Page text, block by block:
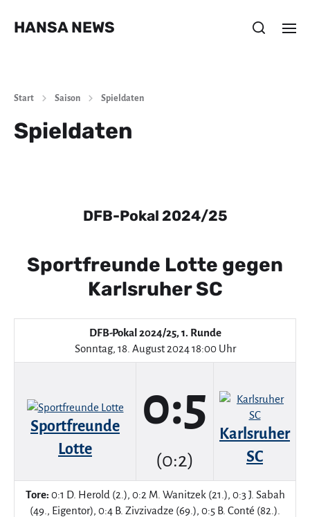
HANSA NEWS
Start Saison Spieldaten
Spieldaten
DFB-Pokal 2024/25
Sportfreunde Lotte gegen
Karlsruher SC
DFB-Pokal 2024/25, 1. Runde
Sonntag, 18. August 2024 18:00 Uhr
Sportfreunde
Lotte
0:5
(0:2)
Karlsruher
SC
Tore: 0:1 D. Herold (2.), 0:2 M. Wanitzek (21.), 0:3 J. Sabah
(49., Eigentor), 0:4 B. Zivzivadze (69.), 0:5 B. Conté (82.).